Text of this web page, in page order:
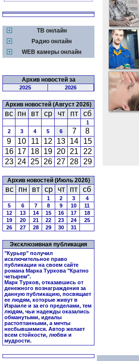
ТВ онлайн
Радио онлайн
WEB камеры онлайн
Архив новостей за
2025 2026
Архив новостей (Август 2026)
вс пн вт ср чт пт сб
1
2
3 4 5 6 7
8
9
10 11 12 13 14
15
16 17 18 19 20 21
22
23 24 25 26 27 28 29
Архив новостей (Июль 2026)
вс пн вт ср чт пт сб
1 2 3
4
5
6 7 8 9 10
11
12
13 14 15 16 17
18
19
20 21 22 23 24
25
26
27 28 29 30 31
Эксклюзивная публикация
"Курьер" получил
исключительное право
публикации на своем сайте
романа Марка Туркова "Кратно
четырем".
Марк Турков, отказавшись от
денежного вознаграждения за
данную публикацию, посвящает
ее людям, которые живут в
Израиле и за его пределами, тем
людям, чьи надежды оказались
обманутыми, идеалы
растоптанными, а мечты
несбывшимися. Автор желает
всем стойкости, любви и
мудрости.